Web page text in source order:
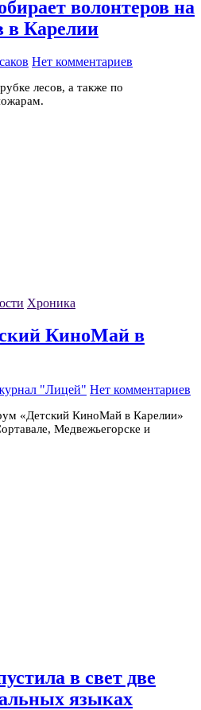
волонтеров на
в Карелии
Нет комментариев
лесов, а также по
Хроника
КиноМай в
"Лицей" Нет комментариев
«Детский КиноМай в Карелии»
Медвежьегорске и
в свет две
языках